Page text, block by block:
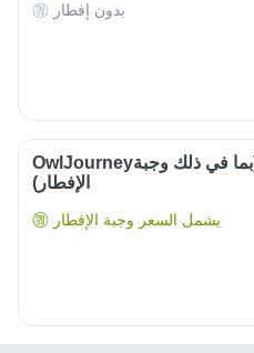
بدون إفطار
OwlJourneyالمشروع (بما في ذلك وجبة
الإفطار)
يشمل السعر وجبة الإفطار